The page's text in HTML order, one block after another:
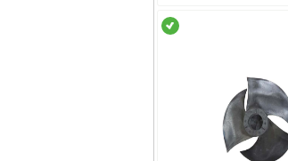
جزئیات کالا